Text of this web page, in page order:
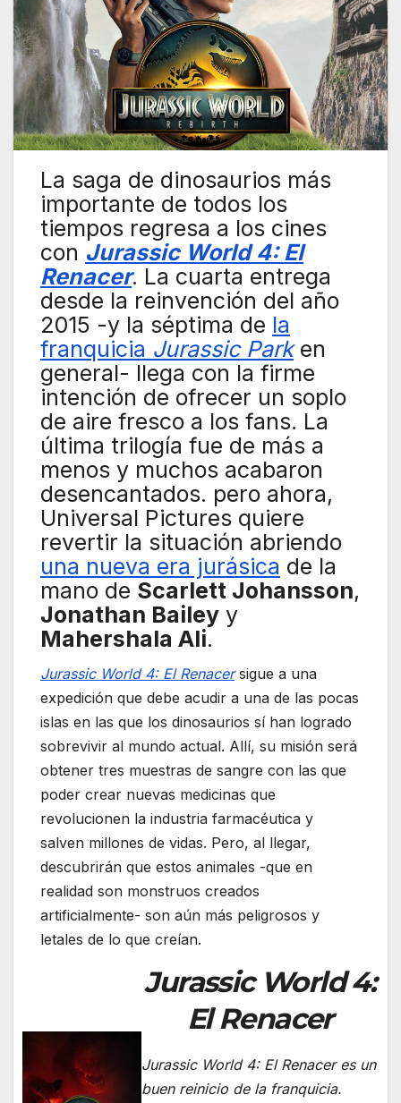
La saga de dinosaurios más
importante de todos los
tiempos regresa a los cines
con Jurassic World 4: El
Renacer. La cuarta entrega
desde la reinvención del año
2015 -y la séptima de la
franquicia Jurassic Parken
general- llega con la firme
intención de ofrecer un soplo
de aire fresco a los fans. La
última trilogía fue de más a
menos y muchos acabaron
desencantados. pero ahora,
Universal Pictures quiere
revertir la situación abriendo
una nueva era jurásica de la
mano de Scarlett Johansson,
Jonathan Bailey y
Mahershala Ali.
Jurassic World 4: El Renacersigue a una
expedición que debe acudir a una de las pocas
islas en las que los dinosaurios sí han logrado
sobrevivir al mundo actual. Allí, su misión será
obtener tres muestras de sangre con las que
poder crear nuevas medicinas que
revolucionen la industria farmacéutica y
salven millones de vidas. Pero, al llegar,
descubrirán que estos animales -que en
realidad son monstruos creados
artificialmente- son aún más peligrosos y
letales de lo que creían.
Jurassic World 4:
El Renacer
Jurassic World 4: El Renaceres un
buen reinicio de la franquicia.